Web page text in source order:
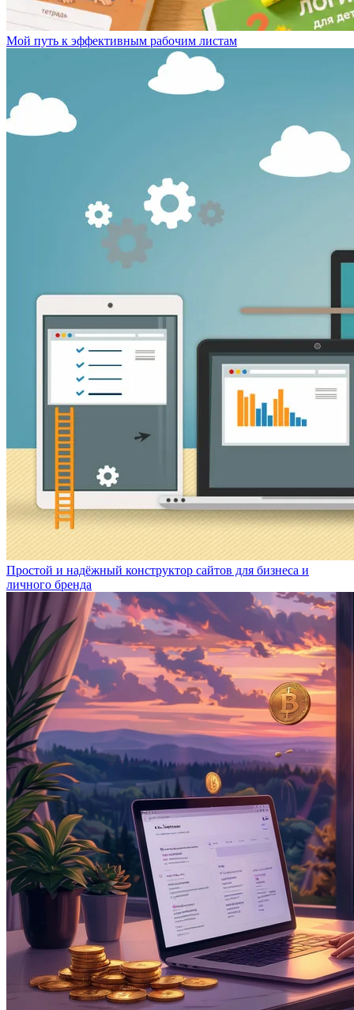
Мой путь к эффективным рабочим листам
Простой и надёжный конструктор сайтов для бизнеса и
личного бренда